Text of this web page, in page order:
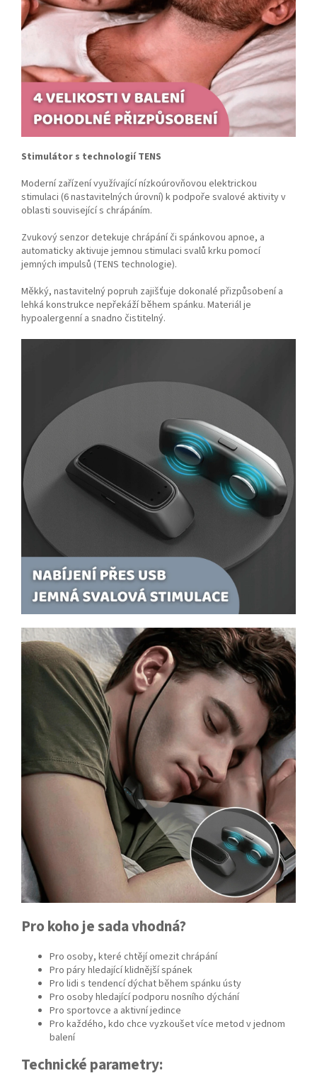
Stimulátor s technologií TENS
Moderní zařízení využívající nízkoúrovňovou elektrickou
stimulaci (6 nastavitelných úrovní) k podpoře svalové aktivity v
oblasti související s chrápáním.
Zvukový senzor detekuje chrápání či spánkovou apnoe, a
automaticky aktivuje jemnou stimulaci svalů krku pomocí
jemných impulsů (TENS technologie).
Měkký, nastavitelný popruh zajišťuje dokonalé přizpůsobení a
lehká konstrukce nepřekáží během spánku. Materiál je
hypoalergenní a snadno čistitelný.
Pro koho je sada vhodná?
Pro osoby, které chtějí omezit chrápání
Pro páry hledající klidnější spánek
Pro lidi s tendencí dýchat během spánku ústy
Pro osoby hledající podporu nosního dýchání
Pro sportovce a aktivní jedince
Pro každého, kdo chce vyzkoušet více metod v jednom
balení
Technické parametry: